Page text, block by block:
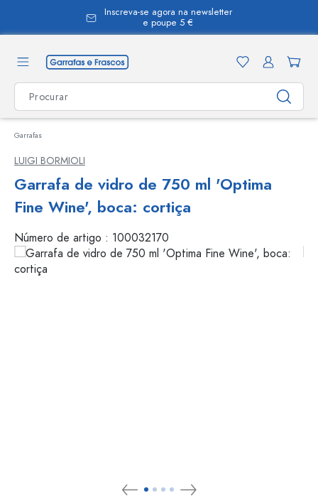
Inscreva-se agora na newsletter
e poupe 5 €
Garrafas
LUIGI BORMIOLI
Garrafa de vidro de 750 ml 'Optima
Fine Wine', boca: cortiça
Número de artigo : 100032170